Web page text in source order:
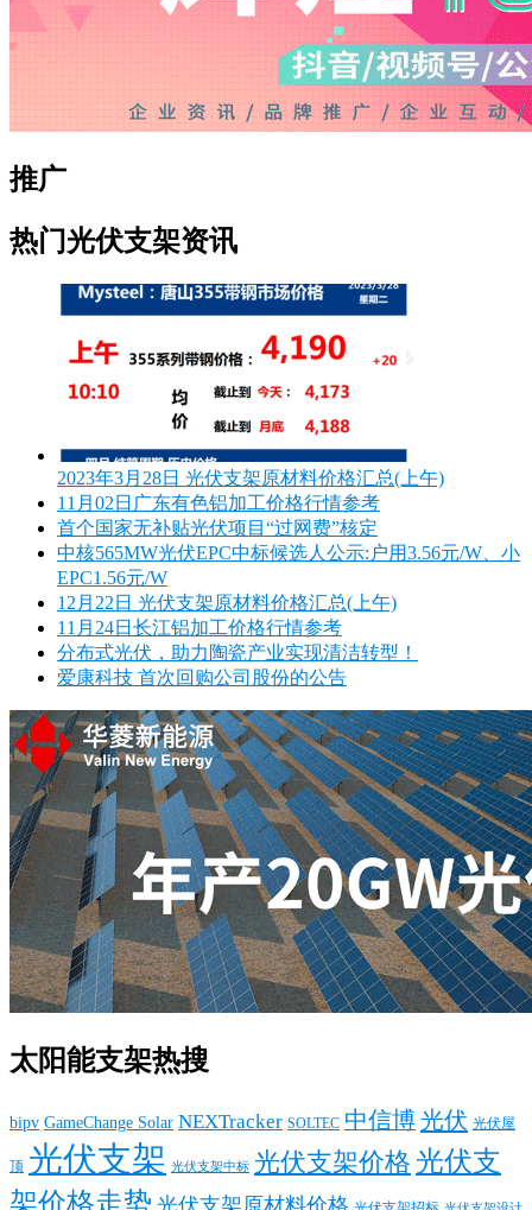
推广
热门光伏支架资讯
2023年3月28日 光伏支架原材料价格汇总(上午)
11月02日广东有色铝加工价格行情参考
首个国家无补贴光伏项目“过网费”核定
中核565MW光伏EPC中标候选人公示:户用3.56元/W、小
EPC1.56元/W
12月22日 光伏支架原材料价格汇总(上午)
11月24日长江铝加工价格行情参考
分布式光伏，助力陶瓷产业实现清洁转型！
爱康科技 首次回购公司股份的公告
太阳能支架热搜
bipv GameChange Solar NEXTracker SOLTEC 中信博光伏 光伏屋
顶 光伏支架 光伏支架中标 光伏支架价格 光伏支
架价格走势 光伏支架原材料价格